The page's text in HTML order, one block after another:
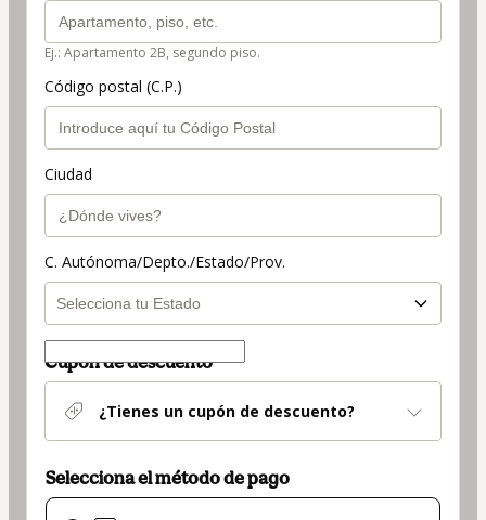
Ej.: Apartamento 2B, segundo piso.
Código postal (C.P.)
Ciudad
C. Autónoma/Depto./Estado/Prov.
Cupón de descuento
¿Tienes un cupón de descuento?
Selecciona el método de pago
El